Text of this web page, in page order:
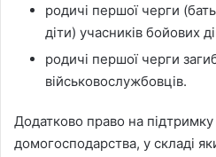
родичі першої черги
діти) учасників бойових
родичі першої черги
військовослужбовців.
Додатково право на
домогосподарства, у складі